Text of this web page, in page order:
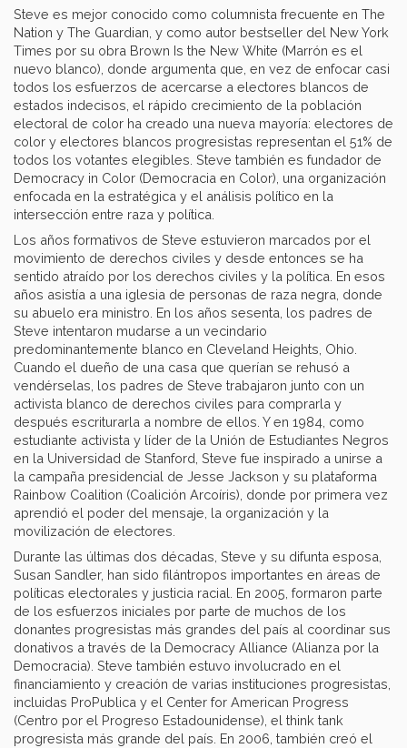
Steve es mejor conocido como columnista frecuente en The
Nation y The Guardian, y como autor bestseller del New York
Times por su obra Brown Is the New White (Marrón es el
nuevo blanco), donde argumenta que, en vez de enfocar casi
todos los esfuerzos de acercarse a electores blancos de
estados indecisos, el rápido crecimiento de la población
electoral de color ha creado una nueva mayoría: electores de
color y electores blancos progresistas representan el 51% de
todos los votantes elegibles. Steve también es fundador de
Democracy in Color (Democracia en Color), una organización
enfocada en la estratégica y el análisis político en la
intersección entre raza y política.
Los años formativos de Steve estuvieron marcados por el
movimiento de derechos civiles y desde entonces se ha
sentido atraído por los derechos civiles y la política. En esos
años asistía a una iglesia de personas de raza negra, donde
su abuelo era ministro. En los años sesenta, los padres de
Steve intentaron mudarse a un vecindario
predominantemente blanco en Cleveland Heights, Ohio.
Cuando el dueño de una casa que querían se rehusó a
vendérselas, los padres de Steve trabajaron junto con un
activista blanco de derechos civiles para comprarla y
después escriturarla a nombre de ellos. Y en 1984, como
estudiante activista y líder de la Unión de Estudiantes Negros
en la Universidad de Stanford, Steve fue inspirado a unirse a
la campaña presidencial de Jesse Jackson y su plataforma
Rainbow Coalition (Coalición Arcoíris), donde por primera vez
aprendió el poder del mensaje, la organización y la
movilización de electores.
Durante las últimas dos décadas, Steve y su difunta esposa,
Susan Sandler, han sido filántropos importantes en áreas de
políticas electorales y justicia racial. En 2005, formaron parte
de los esfuerzos iniciales por parte de muchos de los
donantes progresistas más grandes del país al coordinar sus
donativos a través de la Democracy Alliance (Alianza por la
Democracia). Steve también estuvo involucrado en el
financiamiento y creación de varias instituciones progresistas,
incluidas ProPublica y el Center for American Progress
(Centro por el Progreso Estadounidense), el think tank
progresista más grande del país. En 2006, también creó el